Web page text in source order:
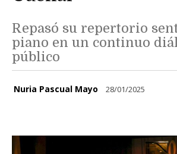
Repasó su repertorio
piano en un continuo
público
Nuria Pascual Mayo 28/01/2025